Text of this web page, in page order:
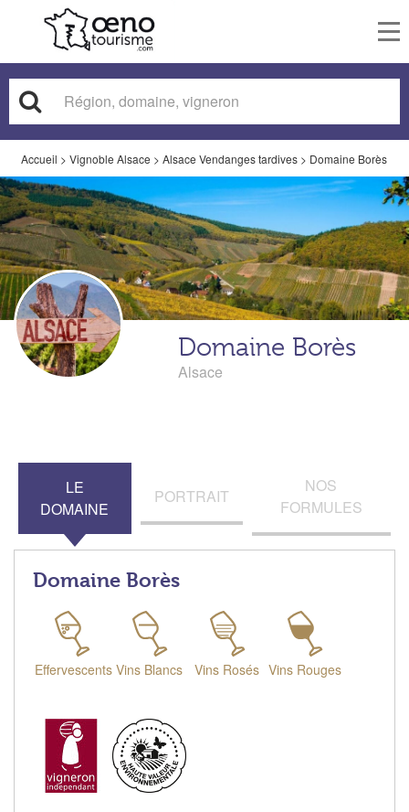
Accueil > Vignoble Alsace > Alsace Vendanges tardives > Domaine Borès
Domaine Borès
Alsace
LE
DOMAINE
PORTRAIT
NOS
FORMULES
Domaine Borès
Effervescents Vins Blancs Vins Rosés Vins Rouges